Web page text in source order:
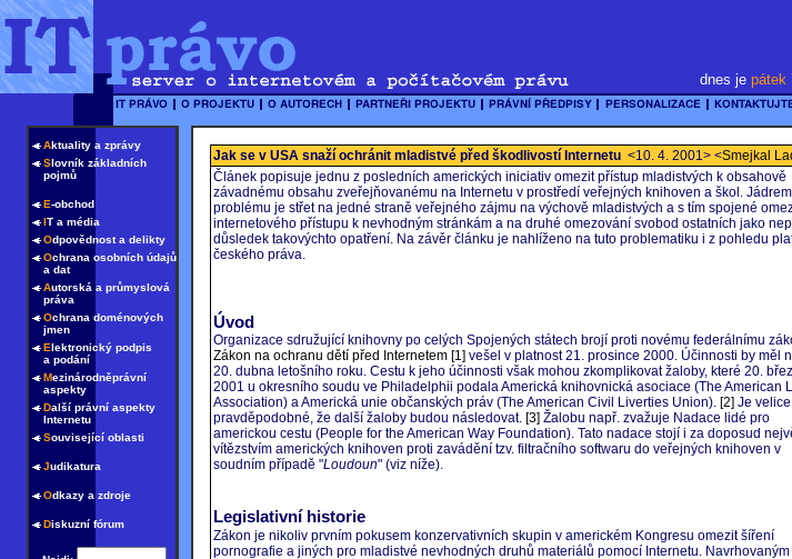
dnes je pátek
Aktuality a zprávy
Slovník základních
pojmů
E-obchod
IT a média
Odpovědnost a delikty
Ochrana osobních údajů
a dat
Autorská a průmyslová
práva
Ochrana doménových
jmen
Elektronický podpis
a podání
Mezinárodněprávní
aspekty
Další právní aspekty
Internetu
Související oblasti
Judikatura
Odkazy a zdroje
Diskuzní fórum
Jak se v USA snaží ochránit mladistvé před škodlivostí Internetu <10. 4. 2001> <Smejkal
Článek popisuje jednu z posledních amerických iniciativ omezit přístup mladistvých k obsahově
závadnému obsahu zveřejňovanému na Internetu v prostředí veřejných knihoven a škol. Jádrem
problému je střet na jedné straně veřejného zájmu na výchově mladistvých a s tím spojené
internetového přístupu k nevhodným stránkám a na druhé omezování svobod ostatních jako
důsledek takovýchto opatření. Na závěr článku je nahlíženo na tuto problematiku i z pohledu
českého práva.
Úvod
Organizace sdružující knihovny po celých Spojených státech brojí proti novému federálnímu
Zákon na ochranu dětí před Internetem [1] vešel v platnost 21. prosince 2000. Účinnosti by měl
20. dubna letošního roku. Cestu k jeho účinnosti však mohou zkomplikovat žaloby, které 20.
2001 u okresního soudu ve Philadelphii podala Americká knihovnická asociace (The American
Association) a Americká unie občanských práv (The American Civil Liverties Union). [2] Je velice
pravděpodobné, že další žaloby budou následovat. [3] Žalobu např. zvažuje Nadace lidé pro
americkou cestu (People for the American Way Foundation). Tato nadace stojí i za doposud
vítězstvím amerických knihoven proti zavádění tzv. filtračního softwaru do veřejných knihoven v
soudním případě "Loudoun" (viz níže).
Legislativní historie
Zákon je nikoliv prvním pokusem konzervativních skupin v americkém Kongresu omezit šíření
pornografie a jiných pro mladistvé nevhodných druhů materiálů pomocí Internetu. Navrhovaným